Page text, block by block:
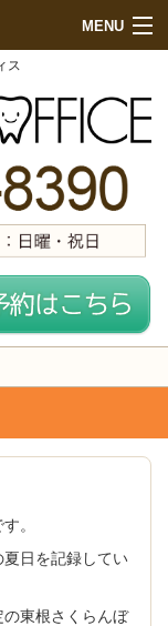
MENU
ス
。
日を記録してい
東根さくらんぼ